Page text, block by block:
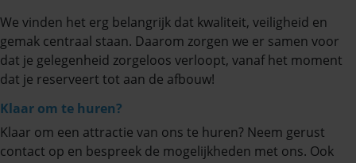
We vinden het erg belangrijk dat kwaliteit, veiligheid en
gemak centraal staan. Daarom zorgen we er samen voor
dat je gelegenheid zorgeloos verloopt, vanaf het moment
dat je reserveert tot aan de afbouw!
Klaar om te huren?
Klaar om een attractie van ons te huren? Neem gerust
contact op en bespreek de mogelijkheden met ons. Ook